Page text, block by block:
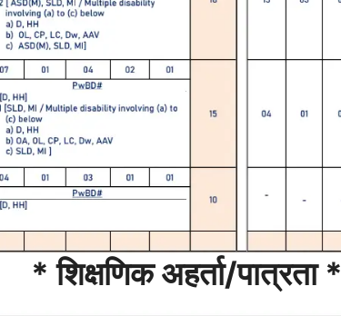
* शिक्षणिक अहर्ता/पात्रता *